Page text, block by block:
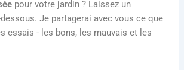
pour votre jardin ? Laissez un
Je partagerai avec vous ce que
essais - les bons, les mauvais et les